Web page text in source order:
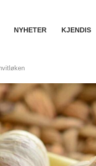
NYHETER KJENDIS